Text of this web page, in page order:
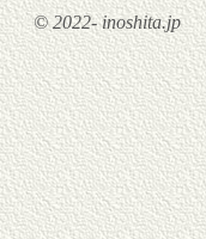
© 2022- inoshita.jp